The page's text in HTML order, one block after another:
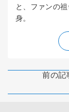
と、ファンの
身。
前の記